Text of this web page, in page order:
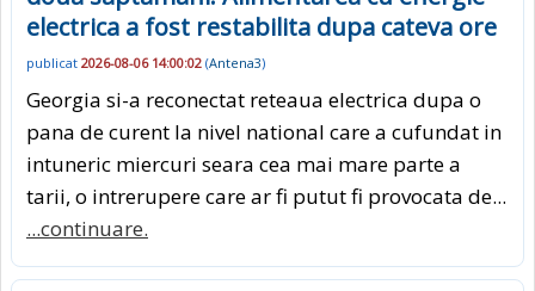
electrica a fost restabilita dupa cateva ore
publicat 2026-08-06 14:00:02 (Antena3)
Georgia si-a reconectat reteaua electrica dupa o
pana de curent la nivel national care a cufundat in
intuneric miercuri seara cea mai mare parte a
tarii, o intrerupere care ar fi putut fi provocata de...
...continuare.